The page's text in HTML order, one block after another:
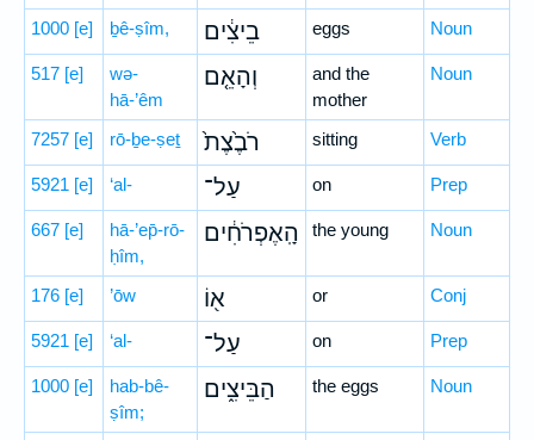
1000 [e] ḇê-ṣîm, בֵיצִ֔ים eggs Noun
517 [e]
wə-
hā-’êm
וְהָאֵ֤ם
and the
mother
Noun
7257 [e] rō-ḇe-ṣeṯ רֹבֶ֙צֶת֙ sitting Verb
5921 [e] ‘al- עַל־ on Prep
667 [e]
hā-’ep̄-rō-
ḥîm,
הָֽאֶפְרֹחִ֔ים the young Noun
176 [e] ’ōw א֖וֹ or Conj
5921 [e] ‘al- עַל־ on Prep
1000 [e]
hab-bê-
ṣîm;
הַבֵּיצִ֑ים the eggs Noun